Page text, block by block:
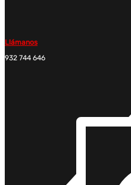
Llámanos
932 744 646